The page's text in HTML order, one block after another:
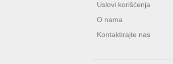
Uslovi korišćenja
O nama
Kontaktirajte nas